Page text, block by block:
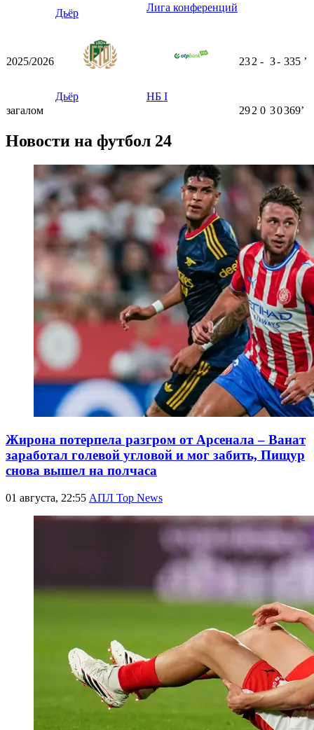
Дьёр Лига конференций
2025/2026
Дьёр НБ I
232 - 3- 335 ʼ
загалом 292 0 30369ʼ
Новости на футбол 24
Жирона потерпела разгром от Арсенала – Ванат
заработал голевой угловой и мог забить, Пищур
снова вышел на полчаса
01 августа, 22:55 АПЛ Top News